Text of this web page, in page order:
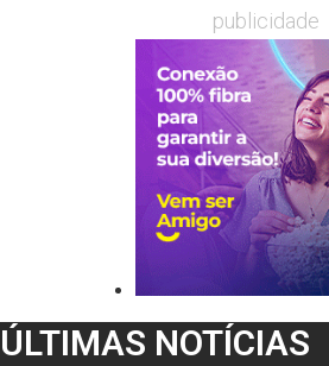
publicidade
ÚLTIMAS NOTÍCIAS